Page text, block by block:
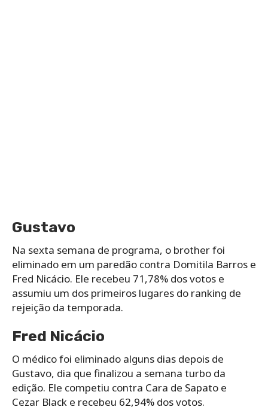
Gustavo
Na sexta semana de programa, o brother foi
eliminado em um paredão contra Domitila Barros e
Fred Nicácio. Ele recebeu 71,78% dos votos e
assumiu um dos primeiros lugares do ranking de
rejeição da temporada.
Fred Nicácio
O médico foi eliminado alguns dias depois de
Gustavo, dia que finalizou a semana turbo da
edição. Ele competiu contra Cara de Sapato e
Cezar Black e recebeu 62,94% dos votos.